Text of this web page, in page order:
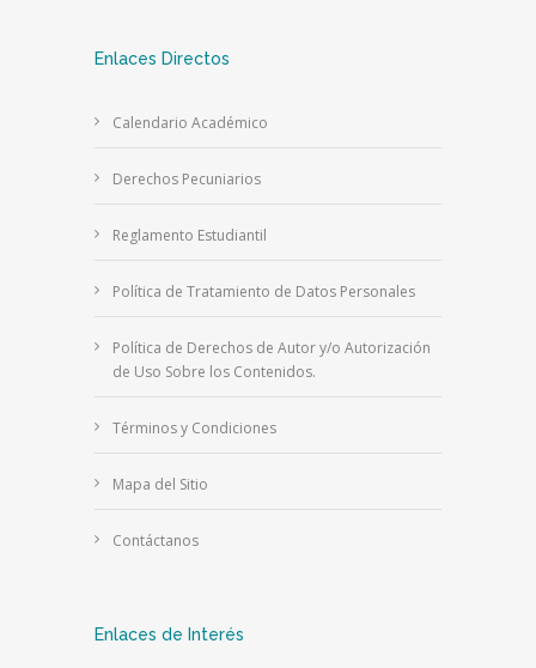
Enlaces Directos
Calendario Académico
Derechos Pecuniarios
Reglamento Estudiantil
Política de Tratamiento de Datos Personales
Política de Derechos de Autor y/o Autorización
de Uso Sobre los Contenidos.
Términos y Condiciones
Mapa del Sitio
Contáctanos
Enlaces de Interés